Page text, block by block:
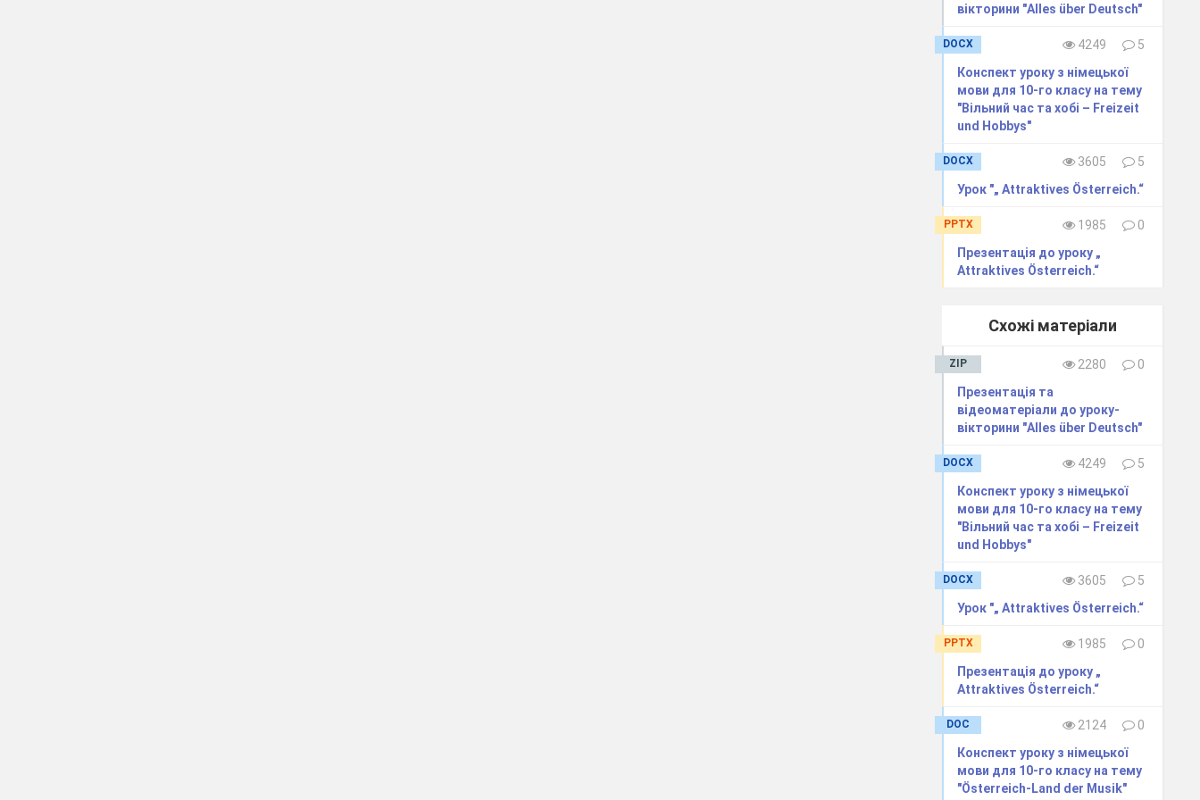
вікторини "Alles über Deutsch"
DOCX 4249
5
Конспект уроку з німецької
мови для 10-го класу на тему
"Вільний час та хобі – Freizeit
und Hobbys"
DOCX 3605
5
Урок "„ Attraktives Österreich.“
PPTX 1985
0
Презентація до уроку „
Attraktives Österreich.“
Схожі матеріали
ZIP 2280
0
Презентація та
відеоматеріали до уроку-
вікторини "Alles über Deutsch"
DOCX 4249
5
Конспект уроку з німецької
мови для 10-го класу на тему
"Вільний час та хобі – Freizeit
und Hobbys"
DOCX 3605
5
Урок "„ Attraktives Österreich.“
PPTX 1985
0
Презентація до уроку „
Attraktives Österreich.“
DOC 2124
0
Конспект уроку з німецької
мови для 10-го класу на тему
"Österreich-Land der Musik"